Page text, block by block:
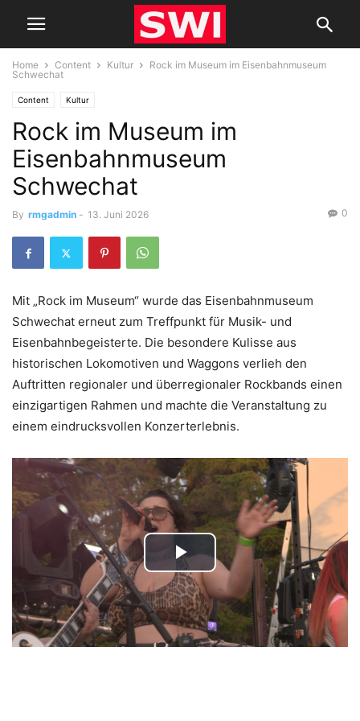
Home Content Kultur
Rock im Museum im Eisenbahnmuseum
Schwechat
Content Kultur
Rock im Museum im
Eisenbahnmuseum
Schwechat
By rmgadmin - 13. Juni 2026 0
Mit „Rock im Museum“ wurde das Eisenbahnmuseum
Schwechat erneut zum Treffpunkt für Musik- und
Eisenbahnbegeisterte. Die besondere Kulisse aus
historischen Lokomotiven und Waggons verlieh den
Auftritten regionaler und überregionaler Rockbands einen
einzigartigen Rahmen und machte die Veranstaltung zu
einem eindrucksvollen Konzerterlebnis.